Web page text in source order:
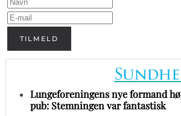
TILMELD
Lungeforeningens nye formand
pub: Stemningen var fantastisk